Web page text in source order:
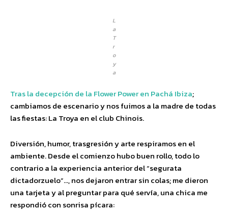
L
a
T
r
o
y
a
Tras la decepción de la Flower Power en Pachá Ibiza;
cambiamos de escenario y nos fuimos a la madre de todas
las fiestas: La Troya en el club Chinois.
Diversión, humor, trasgresión y arte respiramos en el
ambiente. Desde el comienzo hubo buen rollo, todo lo
contrario a la experiencia anterior del “segurata
dictadorzuelo”…, nos dejaron entrar sin colas; me dieron
una tarjeta y al preguntar para qué servía, una chica me
respondió con sonrisa pícara: